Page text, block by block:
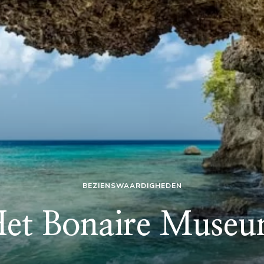
BEZIENSWAARDIGHEDEN
Bonaire